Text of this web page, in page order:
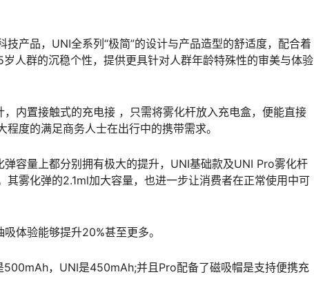
产品，UNI全系列“极简”的设计与产品造型的舒适度，配合着
人群的沉稳个性，提供更具针对人群年龄特殊性的审美与体验
内置接触式的充电接 ，只需将雾化杆放入充电盒，便能直接
度的满足商务人士在出行中的携带需求。
容量上都分别拥有极大的提升，UNI基础款及UNI Pro雾化杆
雾化弹的2.1ml加大容量，也进一步让消费者在正常使用中可
体验能够提升20%甚至更多。
，UNI是450mAh;并且Pro配备了磁吸帽是支持便携充